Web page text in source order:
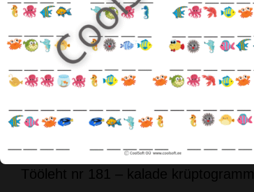
Tööleht nr 181 – kalade krüptogramm